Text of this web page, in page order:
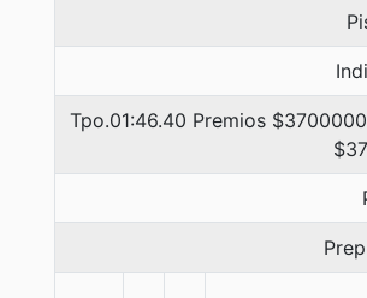
Tpo.01:46.40 Premios